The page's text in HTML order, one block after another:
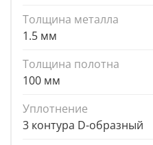
Толщина металла
1.5 мм
Толщина полотна
100 мм
Уплотнение
3 контура D-образный